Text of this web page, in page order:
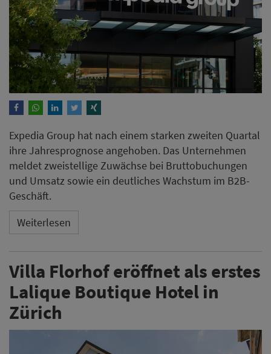
Expedia Group hat nach einem starken zweiten Quartal
ihre Jahresprognose angehoben. Das Unternehmen
meldet zweistellige Zuwächse bei Bruttobuchungen
und Umsatz sowie ein deutliches Wachstum im B2B-
Geschäft.
Weiterlesen
Villa Florhof eröffnet als erstes
Lalique Boutique Hotel in
Zürich